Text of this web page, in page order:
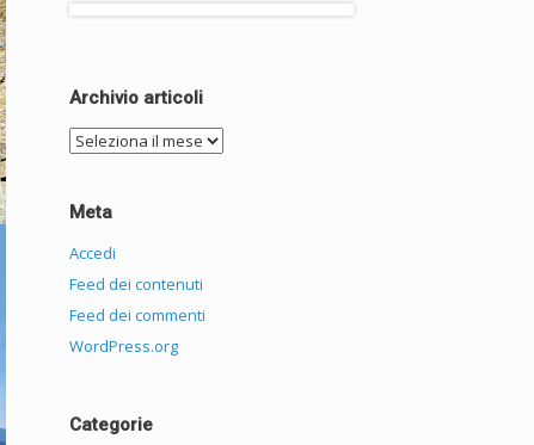
Archivio articoli
Archivio
articoli
Meta
Accedi
Feed dei contenuti
Feed dei commenti
WordPress.org
Categorie